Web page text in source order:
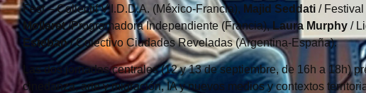
Fest – Collectif V.I.D.D.A. (México-Francia), Majid Seddati / Festival
Mollaret/Programadora Independiente (Francia), Laura Murphy /
Esteban/ Colectivo Ciudades Reveladas (Argentina-España).
Las dos jornadas centrales (12 y 13 de septiembre, de 16h a 18h)
cinedanza, arte y migración, IA y nuevos medios y contextos